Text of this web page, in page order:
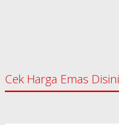
Cek Harga Emas Disini